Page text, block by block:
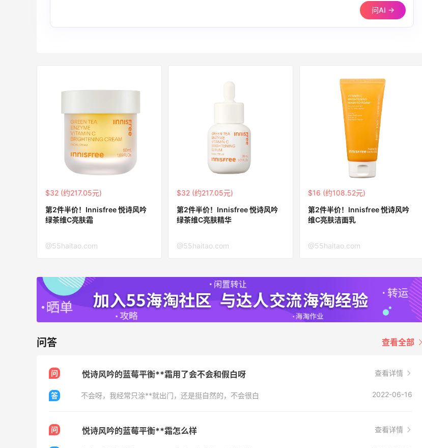
问AI →
$32 (约217.05元)
第2件半价！Innisfree 悦诗风吟
绿茶维C亮肤霜
@55haitao.com
$32 (约217.05元)
第2件半价！Innisfree 悦诗风吟
绿茶维C亮肤精华
@55haitao.com
$16 (约108.52元)
第2件半价！Innisfree 悦诗风吟
维C亮肤洁面乳
@55haitao.com
问答 查看全部
问 悦诗风吟的蓝莓平衡**霜用了会不会和假白呀 查看详情
答 不会呀，我经常只涂**就出门，还是挺自然的，不会很白 2022-06-16
问 悦诗风吟的蓝莓平衡**霜怎么样 查看详情
最高2%返利
Biōkreativ
30%返利
54人获得返利
最高2%返利
最高3%返利
ERGO Baby
Belly Bandit
TIMEBEAM (US)
最高10%返利
6%返利
又去皮爷喝下午茶了，香蕉布朗尼超好吃
除了面膜，我还薅到面霜、粉底液、润肤